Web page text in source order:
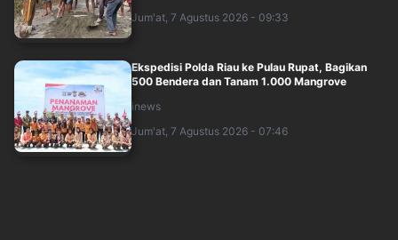
Jum'at, 7 Agustus 2026 - 09:33
Ekspedisi Polda Riau ke Pulau Rupat, Bagikan
500 Bendera dan Tanam 1.000 Mangrove
inews
Jum'at, 7 Agustus 2026 - 07:46